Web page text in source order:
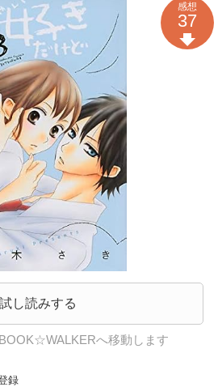
試し読みする
へ移動します
録
感想
37